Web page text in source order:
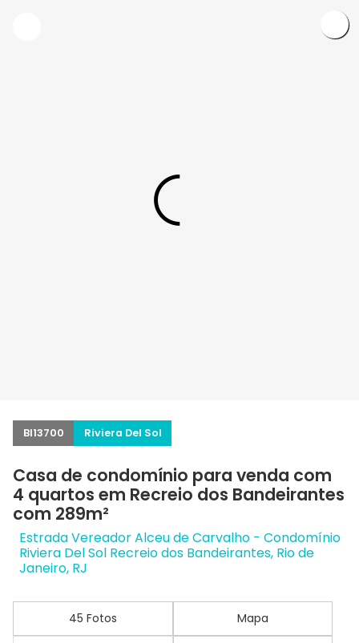
BI13700 Riviera Del Sol
Casa de condomínio para venda com
4 quartos em Recreio dos Bandeirantes
com 289m²
Estrada Vereador Alceu de Carvalho - Condomínio
Riviera Del Sol Recreio dos Bandeirantes, Rio de
Janeiro, RJ
45 Fotos Mapa